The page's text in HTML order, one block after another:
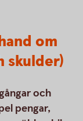
om
skulder)
och
pengar,